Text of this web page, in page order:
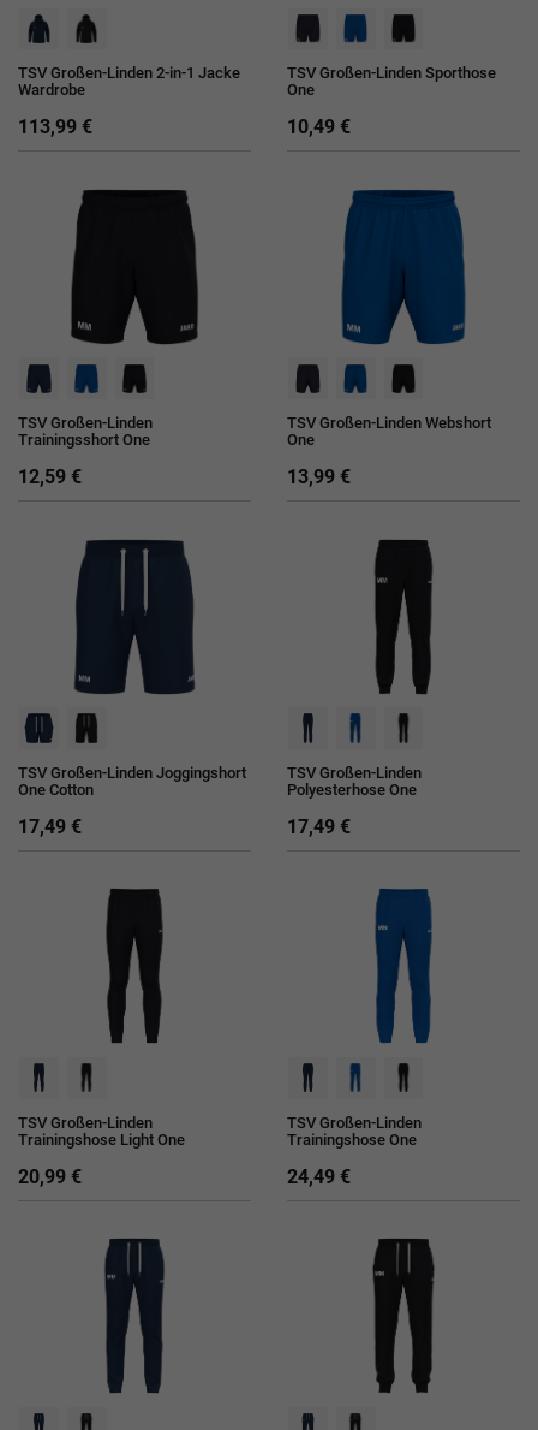
TSV Großen-Linden 2-in-1 Jacke
Wardrobe
113,99 €
TSV Großen-Linden Sporthose
One
10,49 €
TSV Großen-Linden
Trainingsshort One
12,59 €
TSV Großen-Linden Webshort
One
13,99 €
TSV Großen-Linden Joggingshort
One Cotton
17,49 €
TSV Großen-Linden
Polyesterhose One
17,49 €
TSV Großen-Linden
Trainingshose Light One
20,99 €
TSV Großen-Linden
Trainingshose One
24,49 €